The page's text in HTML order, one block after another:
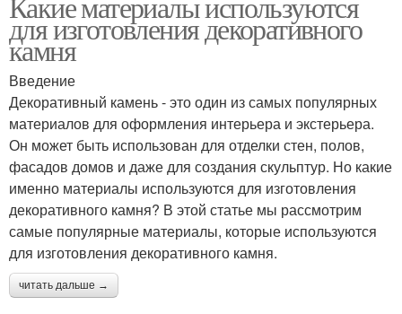
для изготовления декоративного
камня
Введение
Декоративный камень - это один из самых популярных
материалов для оформления интерьера и экстерьера.
Он может быть использован для отделки стен, полов,
фасадов домов и даже для создания скульптур. Но какие
именно материалы используются для изготовления
декоративного камня? В этой статье мы рассмотрим
самые популярные материалы, которые используются
для изготовления декоративного камня.
читать дальше →